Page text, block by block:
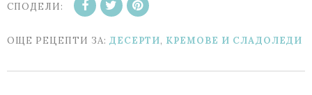
СПОДЕЛИ:
ОЩЕ РЕЦЕПТИ ЗА: ДЕСЕРТИ, КРЕМОВЕ И СЛАДОЛЕДИ